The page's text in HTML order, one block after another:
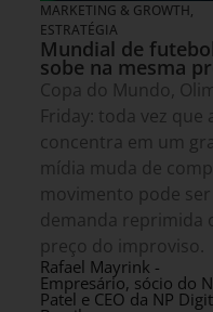
MARKETING & GROWTH,
ESTRATÉGIA
Mundial de
sobe na mesma
Copa do Mundo,
Friday: toda vez que
concentra em um
mídia muda de
movimento pode
demanda reprimida
preço do improviso.
Rafael Mayrink -
Empresário, sócio do
Patel e CEO da NP